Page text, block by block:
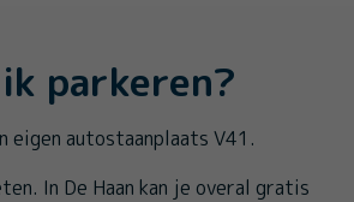
parkeren?
eigen autostaanplaats V41.
In De Haan kan je overal gratis